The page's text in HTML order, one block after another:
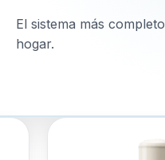
El sistema más
hogar.